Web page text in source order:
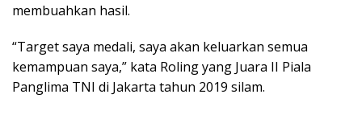
membuahkan hasil.
“Target saya medali, saya akan keluarkan semua
kemampuan saya,” kata Roling yang Juara II Piala
Panglima TNI di Jakarta tahun 2019 silam.